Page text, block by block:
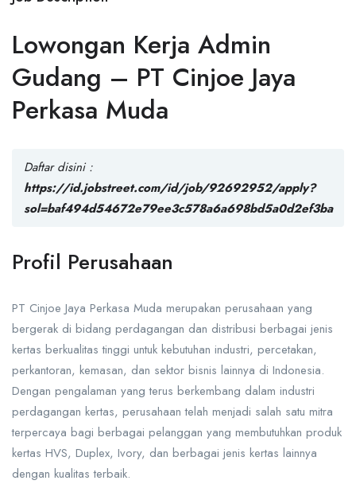
Lowongan Kerja Admin
Gudang – PT Cinjoe Jaya
Perkasa Muda
Daftar disini :
https://id.jobstreet.com/id/job/92692952/apply?
sol=baf494d54672e79ee3c578a6a698bd5a0d2ef3ba
Profil Perusahaan
PT Cinjoe Jaya Perkasa Muda merupakan perusahaan yang
bergerak di bidang perdagangan dan distribusi berbagai jenis
kertas berkualitas tinggi untuk kebutuhan industri, percetakan,
perkantoran, kemasan, dan sektor bisnis lainnya di Indonesia.
Dengan pengalaman yang terus berkembang dalam industri
perdagangan kertas, perusahaan telah menjadi salah satu mitra
terpercaya bagi berbagai pelanggan yang membutuhkan produk
kertas HVS, Duplex, Ivory, dan berbagai jenis kertas lainnya
dengan kualitas terbaik.